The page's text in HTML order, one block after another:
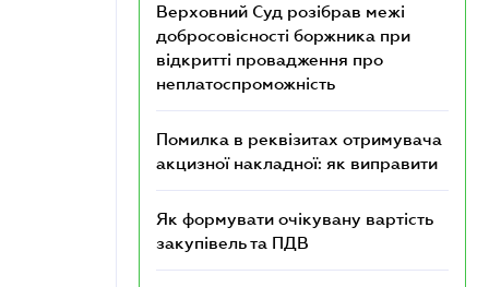
Верховний Суд розібрав межі
добросовісності боржника при
відкритті провадження про
неплатоспроможність
Помилка в реквізитах отримувача
акцизної накладної: як виправити
Як формувати очікувану вартість
закупівель та ПДВ